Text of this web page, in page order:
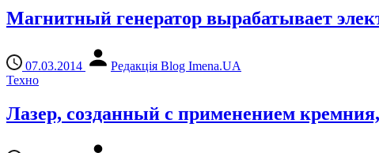
Магнитный генератор вырабатывает
07.03.2014
Редакція Blog Imena.UA
Техно
Лазер, созданный с применением